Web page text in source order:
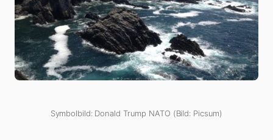
Symbolbild: Donald Trump NATO (Bild: Picsum)